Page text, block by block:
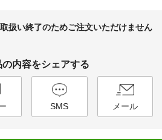
取扱い終了のためご注文いただけません
の内容をシェアする
SMS メール